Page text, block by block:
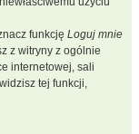
funkcję Loguj mnie
z witryny z ogólnie
internetowej, sali
tej funkcji,